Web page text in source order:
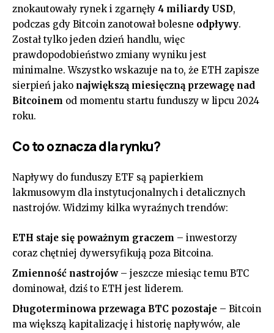
znokautowały rynek i zgarnęły 4 miliardy USD,
podczas gdy Bitcoin zanotował bolesne odpływy.
Został tylko jeden dzień handlu, więc
prawdopodobieństwo zmiany wyniku jest
minimalne. Wszystko wskazuje na to, że ETH zapisze
sierpień jako największą miesięczną przewagę nad
Bitcoinem od momentu startu funduszy w lipcu 2024
roku.
Co to oznacza dla rynku?
Napływy do funduszy ETF są papierkiem
lakmusowym dla instytucjonalnych i detalicznych
nastrojów. Widzimy kilka wyraźnych trendów:
ETH staje się poważnym graczem – inwestorzy
coraz chętniej dywersyfikują poza Bitcoina.
Zmienność nastrojów– jeszcze miesiąc temu BTC
dominował, dziś to ETH jest liderem.
Długoterminowa przewaga BTC pozostaje – Bitcoin
ma większą kapitalizację i historię napływów, ale